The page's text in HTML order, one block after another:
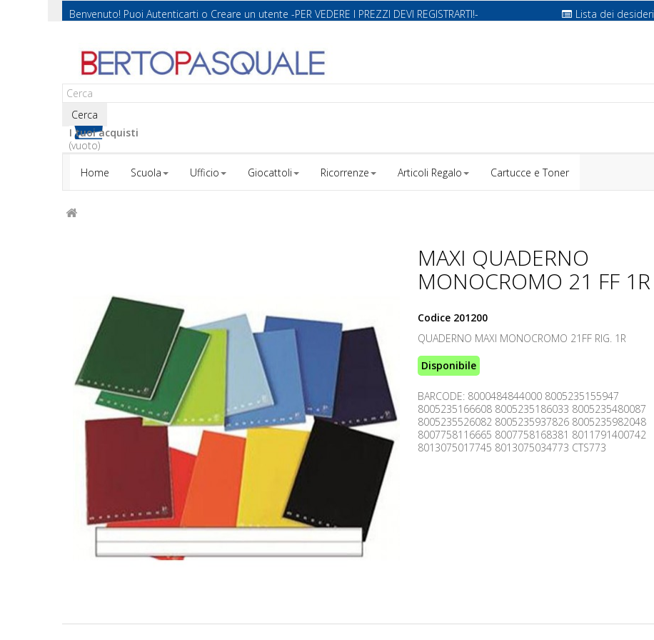
Benvenuto! Puoi Autenticarti o Creare un utente -PER VEDERE I PREZZI DEVI REGISTRARTI!- Lista dei desideri
Cerca
I tuoi acquisti
(vuoto)
Home
Scuola Ufficio Giocattoli Ricorrenze Articoli Regalo Cartucce e Toner
MAXI QUADERNO
MONOCROMO 21 FF 1R
Codice 201200
QUADERNO MAXI MONOCROMO 21FF RIG. 1R
Disponibile
BARCODE: 8000484844000 8005235155947
8005235166608 8005235186033 8005235480087
8005235526082 8005235937826 8005235982048
8007758116665 8007758168381 8011791400742
8013075017745 8013075034773 CTS773